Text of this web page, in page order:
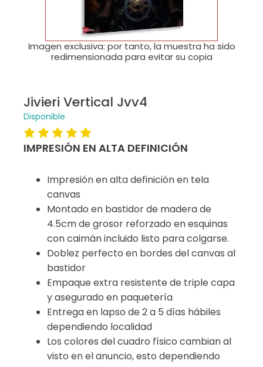
Imagen exclusiva: por tanto, la muestra ha sido
redimensionada para evitar su copia
Jivieri Vertical Jvv4
Disponible
IMPRESIÓN EN ALTA DEFINICIÓN
Impresión en alta definición en tela
canvas
Montado en bastidor de madera de
4.5cm de grosor reforzado en esquinas
con caimán incluido listo para colgarse.
Doblez perfecto en bordes del canvas al
bastidor
Empaque extra resistente de triple capa
y asegurado en paquetería
Entrega en lapso de 2 a 5 días hábiles
dependiendo localidad
Los colores del cuadro físico cambian al
visto en el anuncio, esto dependiendo